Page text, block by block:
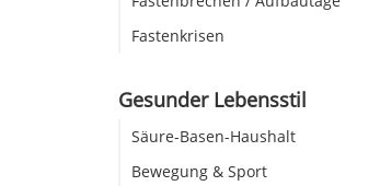
Fastenkrisen
Gesunder Lebensstil
Säure-Basen-Haushalt
Bewegung & Sport